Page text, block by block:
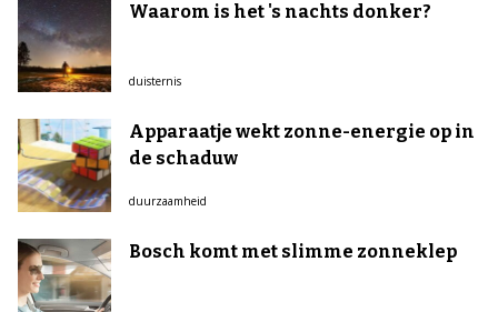
Waarom is het 's nachts donker?
duisternis
Apparaatje wekt zonne-energie op in
de schaduw
duurzaamheid
Bosch komt met slimme zonneklep